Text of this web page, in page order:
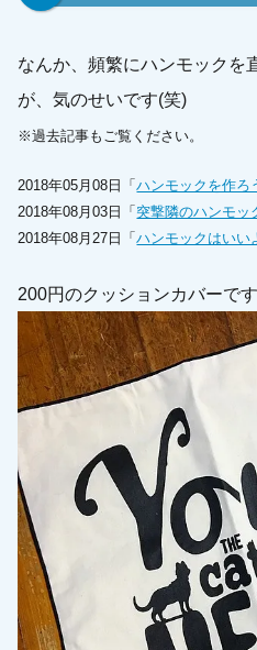
なんか、頻繁にハンモックを
が、気のせいです(笑)
※過去記事もご覧ください。
2018年05月08日「ハンモックを作ろ
2018年08月03日「 突撃隣のハンモッ
2018年08月27日「ハンモックはいい
200円のクッションカバーです